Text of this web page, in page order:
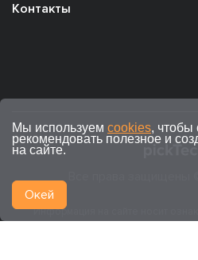
Контакты
Информация на сайте носит
Мы используем cookies, чтобы
рекомендовать полезное и
на сайте.
Окей